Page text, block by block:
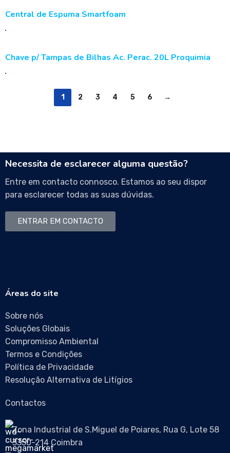
Central de Espuma Smartfoam
Chave p/ Tampas de Bilhas Ac. Perac. 20L Proquimia
1 2 3 4 5 6 →
Necessita de esclarecer alguma questão?
Entre em contacto connosco. Estamos ao seu dispor
para esclarecer todas as suas dúvidas.
ENTRAR EM CONTACTO
Áreas do site
Sobre nós
Soluções Globais
Compromisso Ambiental
Termos e Condições
Política de Privacidade
Resolução Alternativa de Litígios
Contactos
Zona Industrial de S.Miguel de Poiares, Rua G, Lote 58
3350-214 Coimbra